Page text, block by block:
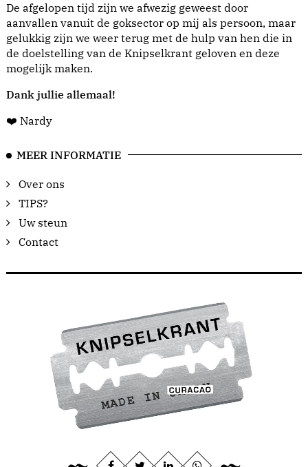
De afgelopen tijd zijn we afwezig geweest door
aanvallen vanuit de goksector op mij als persoon, maar
gelukkig zijn we weer terug met de hulp van hen die in
de doelstelling van de Knipselkrant geloven en deze
mogelijk maken.
Dank jullie allemaal!
❤️ Nardy
MEER INFORMATIE
Over ons
TIPS?
Uw steun
Contact